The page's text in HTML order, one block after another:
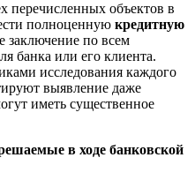
перечисленных объектов в
полноценную кредитную
заключение по всем
банка или его клиента.
исследования каждого
выявление даже
иметь существенное
в ходе банковской